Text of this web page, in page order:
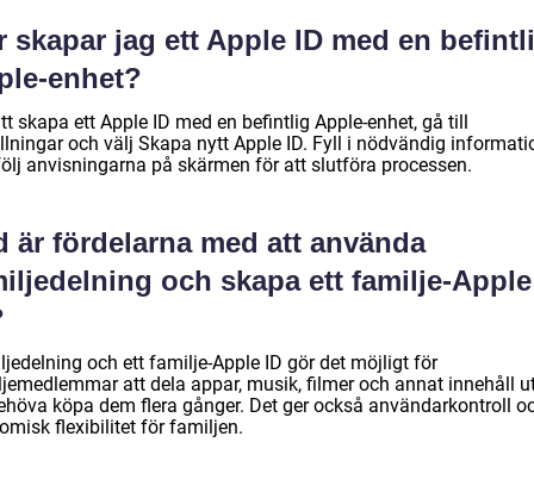
skapar jag ett Apple ID med en
enhet?
skapa ett Apple ID med en befintlig Apple-enhet, gå till
och välj Skapa nytt Apple ID. Fyll i nödvändig
anvisningarna på skärmen för att slutföra processen.
är fördelarna med att använda
och skapa ett familje-Apple
och ett familje-Apple ID gör det möjligt för
att dela appar, musik, filmer och annat innehåll
köpa dem flera gånger. Det ger också användarkontroll
flexibilitet för familjen.